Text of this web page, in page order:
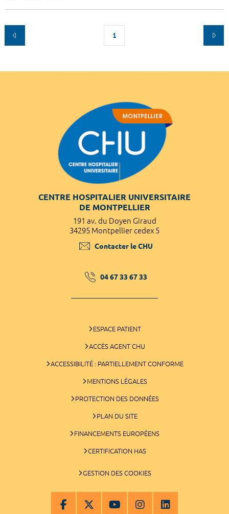
1
CENTRE HOSPITALIER UNIVERSITAIRE
DE MONTPELLIER
191 av. du Doyen Giraud
34295 Montpellier cedex 5
Contacter le CHU
04 67 33 67 33
ESPACE PATIENT
ACCÈS AGENT CHU
ACCESSIBILITÉ : PARTIELLEMENT CONFORME
MENTIONS LÉGALES
PROTECTION DES DONNÉES
PLAN DU SITE
FINANCEMENTS EUROPÉENS
CERTIFICATION HAS
GESTION DES COOKIES